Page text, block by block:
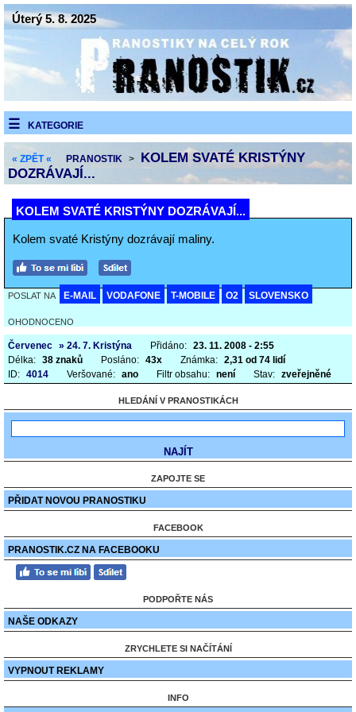
Úterý 5. 8. 2025
KATEGORIE
« ZPĚT « PRANOSTIK >
KOLEM SVATÉ KRISTÝNY
DOZRÁVAJÍ...
KOLEM SVATÉ KRISTÝNY DOZRÁVAJÍ...
Kolem svaté Kristýny dozrávají maliny.
POSLAT NA E-MAIL VODAFONE T-MOBILE O2 SLOVENSKO
OHODNOCENO
Červenec » 24. 7. Kristýna Přidáno: 23. 11. 2008 - 2:55
Délka: 38 znaků Posláno: 43x Známka: 2,31 od 74 lidí
ID: 4014 Veršované: ano Filtr obsahu: není Stav: zveřejněné
HLEDÁNÍ V PRANOSTIKÁCH
ZAPOJTE SE
PŘIDAT NOVOU PRANOSTIKU
FACEBOOK
PRANOSTIK.CZ NA FACEBOOKU
PODPOŘTE NÁS
NAŠE ODKAZY
ZRYCHLETE SI NAČÍTÁNÍ
VYPNOUT REKLAMY
INFO